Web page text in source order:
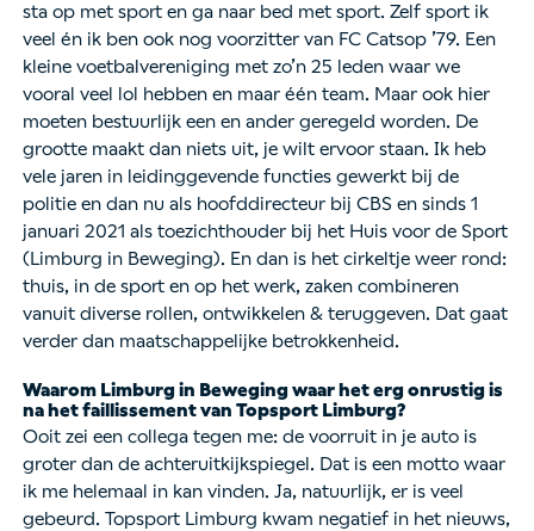
sta op met sport en ga naar bed met sport. Zelf sport ik
veel én ik ben ook nog voorzitter van FC Catsop ’79. Een
kleine voetbalvereniging met zo’n 25 leden waar we
vooral veel lol hebben en maar één team. Maar ook hier
moeten bestuurlijk een en ander geregeld worden. De
grootte maakt dan niets uit, je wilt ervoor staan. Ik heb
vele jaren in leidinggevende functies gewerkt bij de
politie en dan nu als hoofddirecteur bij CBS en sinds 1
januari 2021 als toezichthouder bij het Huis voor de Sport
(Limburg in Beweging). En dan is het cirkeltje weer rond:
thuis, in de sport en op het werk, zaken combineren
vanuit diverse rollen, ontwikkelen & teruggeven. Dat gaat
verder dan maatschappelijke betrokkenheid.
Waarom Limburg in Beweging waar het erg onrustig is
na het faillissement van Topsport Limburg?
Ooit zei een collega tegen me: de voorruit in je auto is
groter dan de achteruitkijkspiegel. Dat is een motto waar
ik me helemaal in kan vinden. Ja, natuurlijk, er is veel
gebeurd. Topsport Limburg kwam negatief in het nieuws,